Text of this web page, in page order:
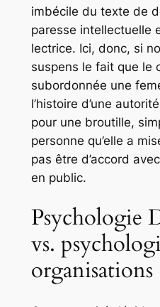
imbécile du texte de
paresse intellectuelle
lectrice. Ici, donc, si
suspens le fait que le
subordonnée une
l’histoire d’une
pour une broutille,
personne qu’elle a
pas être d’accord
en public.
Psychologie
vs.
organisations